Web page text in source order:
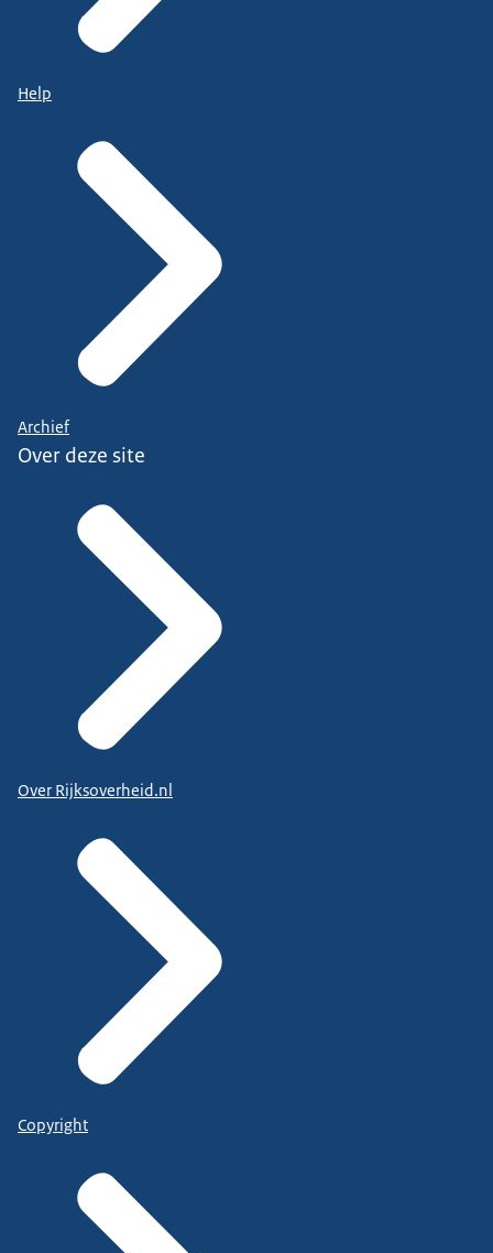
Help
Archief
Over deze site
Over Rijksoverheid.nl
Copyright